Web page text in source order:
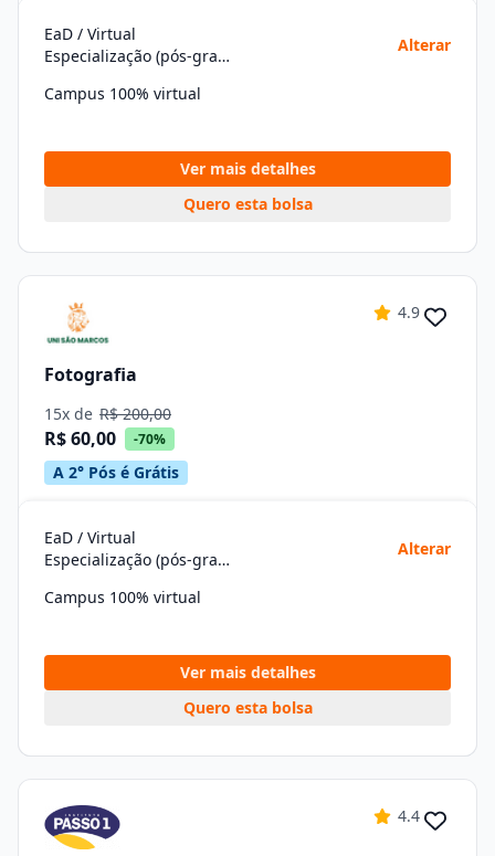
EaD / Virtual
Especialização (pós-graduação)
Alterar
Campus 100% virtual
Ver mais detalhes
Quero esta bolsa
4.9
Fotografia
15x de R$ 200,00
R$ 60,00 -70%
A 2° Pós é Grátis
EaD / Virtual
Especialização (pós-graduação)
Alterar
Campus 100% virtual
Ver mais detalhes
Quero esta bolsa
4.4